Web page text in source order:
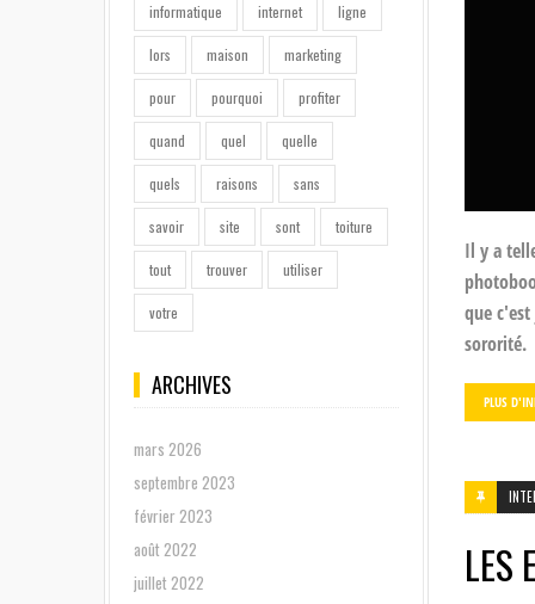
informatique internet ligne
lors maison marketing
pour pourquoi profiter
quand quel quelle
quels raisons sans
savoir site sont toiture
tout trouver utiliser
votre
ARCHIVES
mars 2026
septembre 2023
février 2023
août 2022
juillet 2022
Il y a
que
sororité.
PLUS
LES